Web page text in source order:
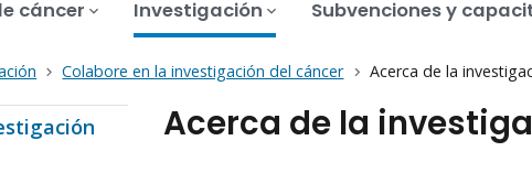
cáncer Investigación Subvenciones y
Colabore en la investigación del cáncer Acerca de la
Acerca de la